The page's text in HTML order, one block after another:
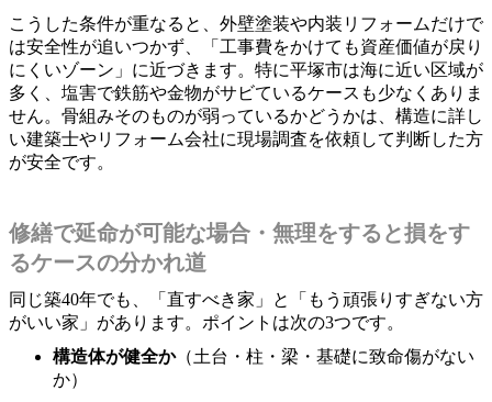
こうした条件が重なると、外壁塗装や内装リフォームだけで
は安全性が追いつかず、「工事費をかけても資産価値が戻り
にくいゾーン」に近づきます。特に平塚市は海に近い区域が
多く、塩害で鉄筋や金物がサビているケースも少なくありま
せん。骨組みそのものが弱っているかどうかは、構造に詳し
い建築士やリフォーム会社に現場調査を依頼して判断した方
が安全です。
修繕で延命が可能な場合・無理をすると損をす
るケースの分かれ道
同じ築40年でも、「直すべき家」と「もう頑張りすぎない方
がいい家」があります。ポイントは次の3つです。
構造体が健全か（土台・柱・梁・基礎に致命傷がない
か）